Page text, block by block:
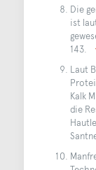
Die
ist
143.
Laut
Kalk
die